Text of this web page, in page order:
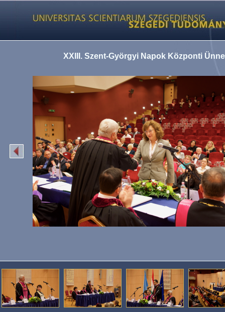
XXIII. Szent-Györgyi Napok Központi